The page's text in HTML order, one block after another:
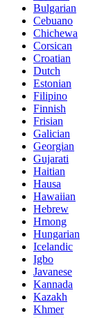
Bulgarian
Cebuano
Chichewa
Corsican
Croatian
Dutch
Estonian
Filipino
Finnish
Frisian
Galician
Georgian
Gujarati
Haitian
Hausa
Hawaiian
Hebrew
Hmong
Hungarian
Icelandic
Igbo
Javanese
Kannada
Kazakh
Khmer